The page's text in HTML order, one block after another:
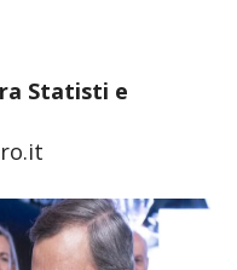
Statisti e